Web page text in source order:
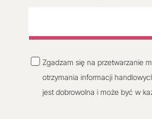
Zgadzam się na przetwarzanie
otrzymania informacji
jest dobrowolna i może być w